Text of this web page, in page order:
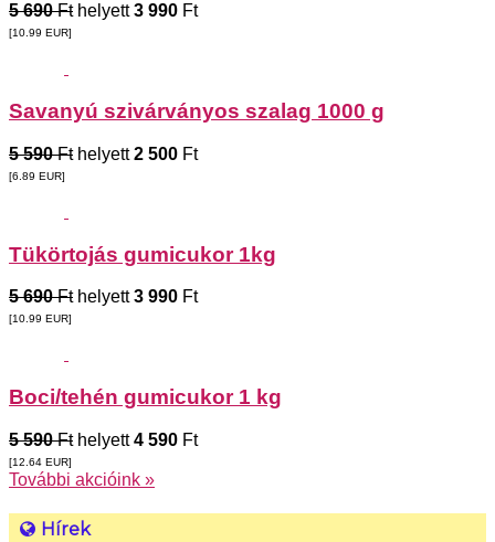
5 690 Fthelyett3 990 Ft
[10.99 EUR]
Savanyú szivárványos szalag 1000 g
5 590 Fthelyett2 500 Ft
[6.89 EUR]
Tükörtojás gumicukor 1kg
5 690 Fthelyett3 990 Ft
[10.99 EUR]
Boci/tehén gumicukor 1 kg
5 590 Fthelyett4 590 Ft
[12.64 EUR]
További akcióink »
Hírek